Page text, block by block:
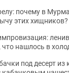
почему в
этих хищников?
нашлось в
под десерт